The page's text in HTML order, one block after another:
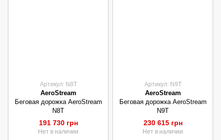
Артикул: N8T
AeroStream
Беговая дорожка AeroStream
N8T
191 730 грн
Нет в наличии
Артикул: N9T
AeroStream
Беговая дорожка AeroStream
N9T
230 615 грн
Нет в наличии